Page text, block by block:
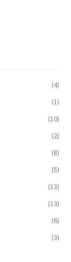
(4)
(1)
(10)
(2)
(8)
(5)
(13)
(13)
(6)
(3)